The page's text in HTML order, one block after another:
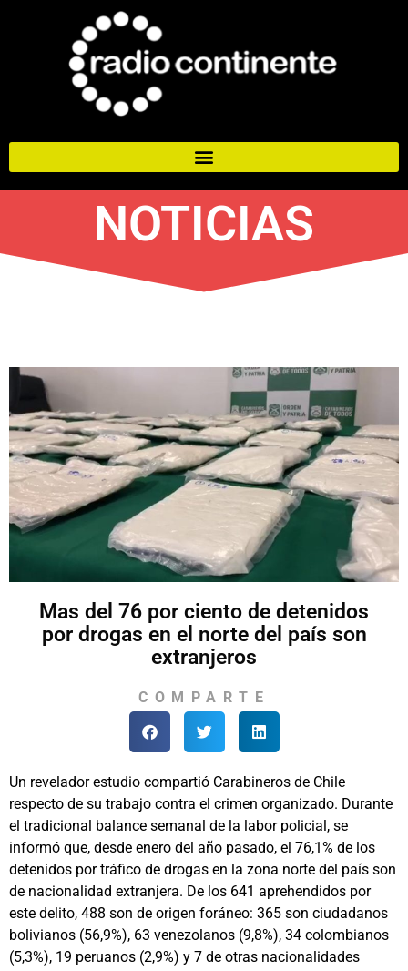
NOTICIAS
Mas del 76 por ciento de detenidos
por drogas en el norte del país son
extranjeros
COMPARTE
Un revelador estudio compartió Carabineros de Chile
respecto de su trabajo contra el crimen organizado. Durante
el tradicional balance semanal de la labor policial, se
informó que, desde enero del año pasado, el 76,1% de los
detenidos por tráfico de drogas en la zona norte del país son
de nacionalidad extranjera. De los 641 aprehendidos por
este delito, 488 son de origen foráneo: 365 son ciudadanos
bolivianos (56,9%), 63 venezolanos (9,8%), 34 colombianos
(5,3%), 19 peruanos (2,9%) y 7 de otras nacionalidades